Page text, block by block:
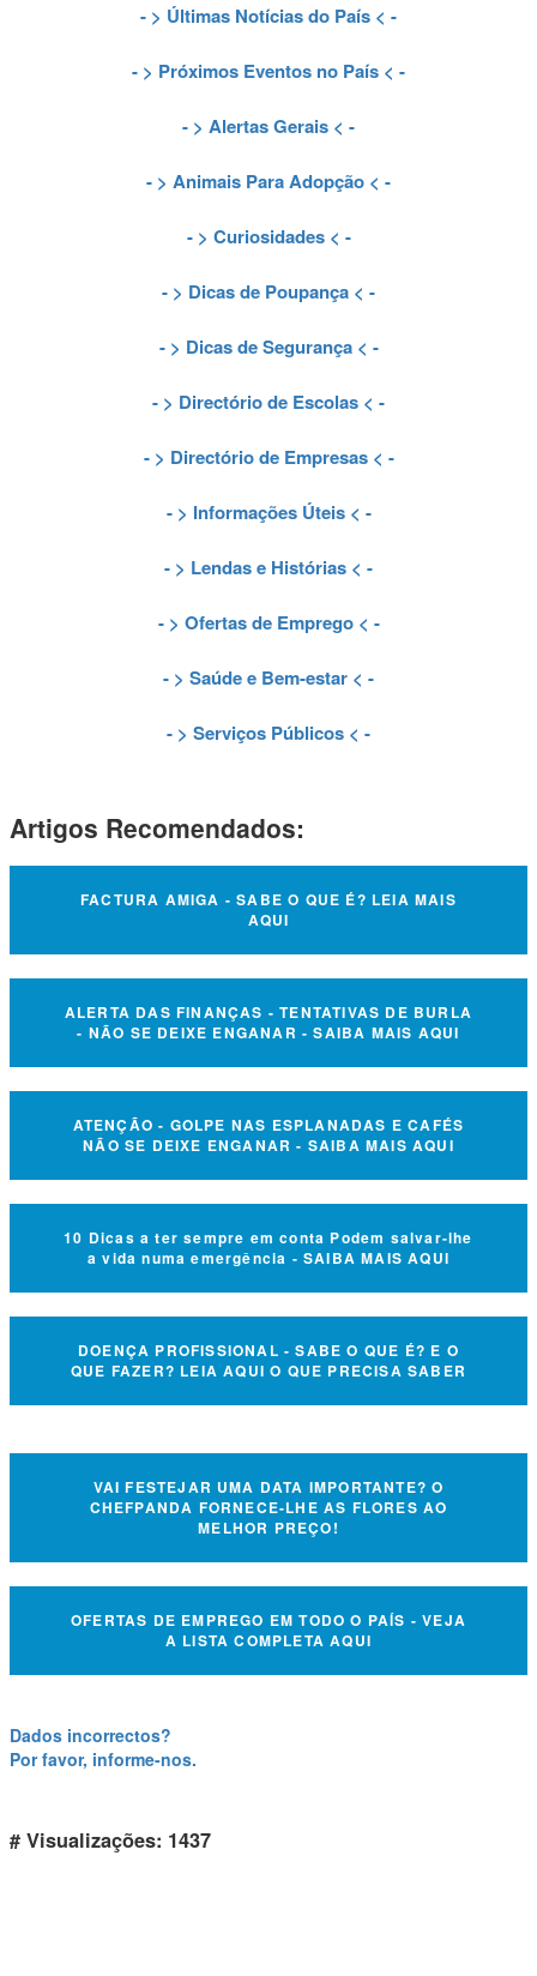
- > Últimas Notícias do País < -
- > Próximos Eventos no País < -
- > Alertas Gerais < -
- > Animais Para Adopção < -
- > Curiosidades< -
- > Dicas de Poupança < -
- > Dicas de Segurança< -
- > Directório de Escolas < -
- > Directório de Empresas< -
- > Informações Úteis< -
- > Lendas e Histórias < -
- > Ofertas de Emprego< -
- > Saúde e Bem-estar < -
- > Serviços Públicos < -
Artigos Recomendados:
FACTURA AMIGA - SABE O QUE É? LEIA MAIS
AQUI
ALERTA DAS FINANÇAS - TENTATIVAS DE BURLA
- NÃO SE DEIXE ENGANAR - SAIBA MAIS AQUI
ATENÇÃO - GOLPE NAS ESPLANADAS E CAFÉS
NÃO SE DEIXE ENGANAR - SAIBA MAIS AQUI
10 Dicas a ter sempre em conta Podem salvar-lhe
a vida numa emergência - SAIBA MAIS AQUI
DOENÇA PROFISSIONAL - SABE O QUE É? E O
QUE FAZER? LEIA AQUI O QUE PRECISA SABER
VAI FESTEJAR UMA DATA IMPORTANTE? O
CHEFPANDA FORNECE-LHE AS FLORES AO
MELHOR PREÇO!
OFERTAS DE EMPREGO EM TODO O PAÍS - VEJA
A LISTA COMPLETA AQUI
Dados incorrectos?
Por favor, informe-nos.
# Visualizações: 1437